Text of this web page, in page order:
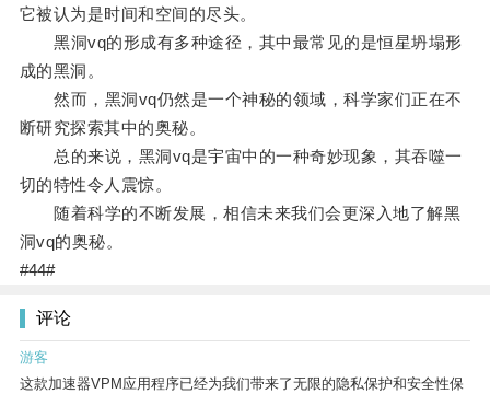
它被认为是时间和空间的尽头。
黑洞vq的形成有多种途径，其中最常见的是恒星坍塌形
成的黑洞。
然而，黑洞vq仍然是一个神秘的领域，科学家们正在不
断研究探索其中的奥秘。
总的来说，黑洞vq是宇宙中的一种奇妙现象，其吞噬一
切的特性令人震惊。
随着科学的不断发展，相信未来我们会更深入地了解黑
洞vq的奥秘。
#44#
评论
游客
这款加速器VPM应用程序已经为我们带来了无限的隐私保护和安全性保